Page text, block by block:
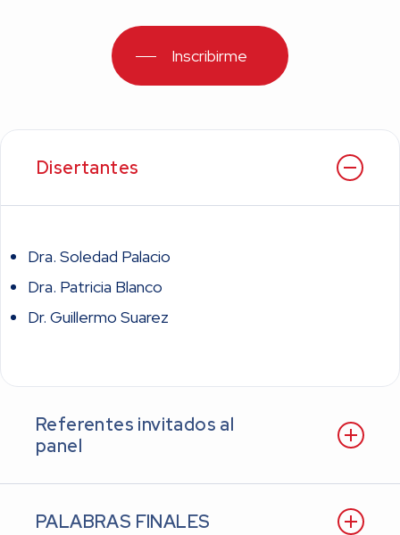
Inscribirme
Disertantes
Dra. Soledad Palacio
Dra. Patricia Blanco
Dr. Guillermo Suarez
Referentes invitados al
panel
PALABRAS FINALES